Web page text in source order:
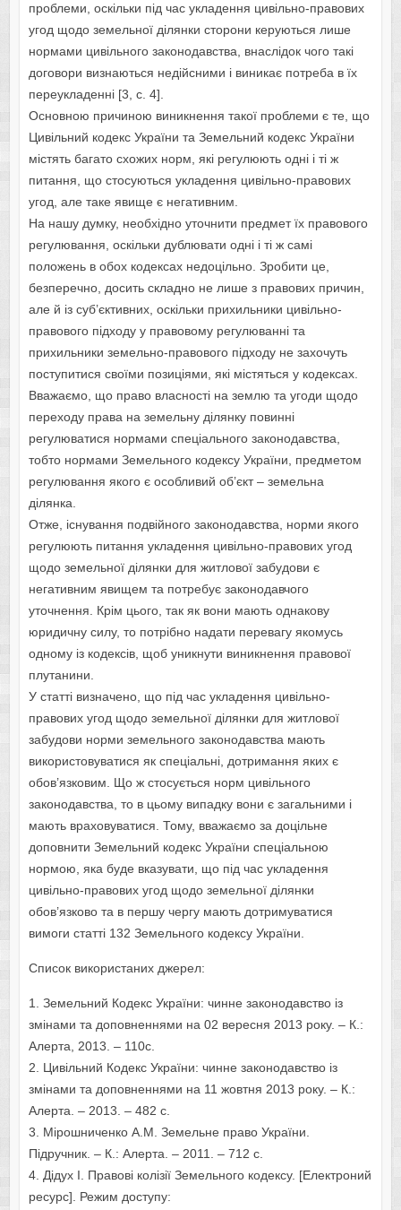
проблеми, оскільки під час укладення цивільно-правових
угод щодо земельної ділянки сторони керуються лише
нормами цивільного законодавства, внаслідок чого такі
договори визнаються недійсними і виникає потреба в їх
переукладенні [3, с. 4].
Основною причиною виникнення такої проблеми є те, що
Цивільний кодекс України та Земельний кодекс України
містять багато схожих норм, які регулюють одні і ті ж
питання, що стосуються укладення цивільно-правових
угод, але таке явище є негативним.
На нашу думку, необхідно уточнити предмет їх правового
регулювання, оскільки дублювати одні і ті ж самі
положень в обох кодексах недоцільно. Зробити це,
безперечно, досить складно не лише з правових причин,
але й із суб’єктивних, оскільки прихильники цивільно-
правового підходу у правовому регулюванні та
прихильники земельно-правового підходу не захочуть
поступитися своїми позиціями, які містяться у кодексах.
Вважаємо, що право власності на землю та угоди щодо
переходу права на земельну ділянку повинні
регулюватися нормами спеціального законодавства,
тобто нормами Земельного кодексу України, предметом
регулювання якого є особливий об’єкт – земельна
ділянка.
Отже, існування подвійного законодавства, норми якого
регулюють питання укладення цивільно-правових угод
щодо земельної ділянки для житлової забудови є
негативним явищем та потребує законодавчого
уточнення. Крім цього, так як вони мають однакову
юридичну силу, то потрібно надати перевагу якомусь
одному із кодексів, щоб уникнути виникнення правової
плутанини.
У статті визначено, що під час укладення цивільно-
правових угод щодо земельної ділянки для житлової
забудови норми земельного законодавства мають
використовуватися як спеціальні, дотримання яких є
обов’язковим. Що ж стосується норм цивільного
законодавства, то в цьому випадку вони є загальними і
мають враховуватися. Тому, вважаємо за доцільне
доповнити Земельний кодекс України спеціальною
нормою, яка буде вказувати, що під час укладення
цивільно-правових угод щодо земельної ділянки
обов’язково та в першу чергу мають дотримуватися
вимоги статті 132 Земельного кодексу України.
Список використаних джерел:
1. Земельний Кодекс України: чинне законодавство із
змінами та доповненнями на 02 вересня 2013 року. – К.:
Алерта, 2013. – 110с.
2. Цивільний Кодекс України: чинне законодавство із
змінами та доповненнями на 11 жовтня 2013 року. – К.:
Алерта. – 2013. – 482 с.
3. Мірошниченко А.М. Земельне право України.
Підручник. – К.: Алерта. – 2011. – 712 с.
4. Дідух І. Правові колізії Земельного кодексу. [Електроний
ресурс]. Режим доступу: